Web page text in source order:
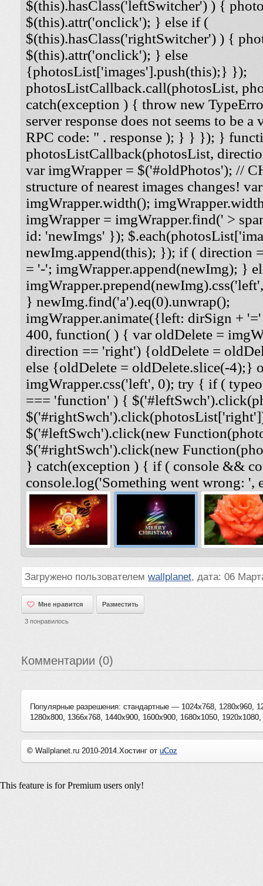
$(this).hasClass('leftSwitcher') ) {
$(this).attr('onclick'); } else if (
$(this).hasClass('rightSwitcher') ) {
$(this).attr('onclick'); } else
{photosList['images'].push(this);} });
photosListCallback.call(photosList,
catch(exception ) { throw new
server response does not seems to be
RPC code: " . response ); } } }); }
photosListCallback(photosList,
var imgWrapper = $('#oldPhotos'); //
structure of nearest images changes!
imgWrapper.width();
imgWrapper = imgWrapper.find(' >
id: 'newImgs' });
newImg.append(this); }); if ( direction
= '-'; imgWrapper.append(newImg); }
} newImg.find('a').eq(0).unwrap();
imgWrapper.animate({left: dirSign +
400, function( ) { var oldDelete =
direction == 'right') {oldDelete =
else {oldDelete = oldDelete.slice(-4);}
imgWrapper.css('left', 0); try { if (
=== 'function' ) {
$('#leftSwch').click(new
$('#rightSwch').click(new
} catch(exception ) { if ( console &&
console.log('Something went wrong:
Загружено пользователем wallplanet, дата: 06
Мне нравится
Мне нравится Разместить
3 понравилось
Комментарии (0)
Популярные разрешения: стандартные — 1024x768, 1280x960,
1280x800, 1366x768, 1440x900, 1600x900, 1680x1050,
© Wallplanet.ru 2010-2014.Хостинг от uCoz
This feature is for Premium users only!